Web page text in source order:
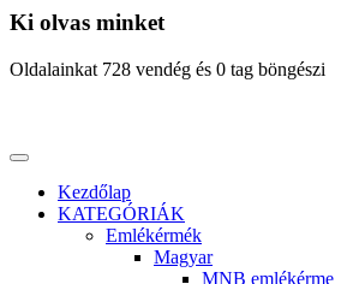
Ki olvas minket
Oldalainkat 728 vendég és 0 tag böngészi
Kezdőlap
KATEGÓRIÁK
Emlékérmék
Magyar
MNB emlékérme